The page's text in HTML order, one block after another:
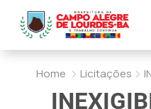
Home Licitações